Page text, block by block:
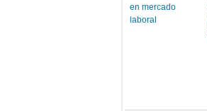
en mercado
laboral